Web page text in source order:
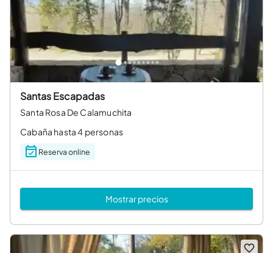
Santas Escapadas
Santa Rosa De Calamuchita
Cabaña hasta 4 personas
Reserva online
Mostrar precios